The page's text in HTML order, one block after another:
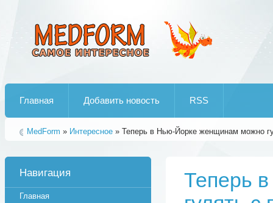
Главная Добавить новость RSS
MedForm » Интересное » Теперь в Нью-Йорке женщинам можно
Теперь
Навигация
Главная